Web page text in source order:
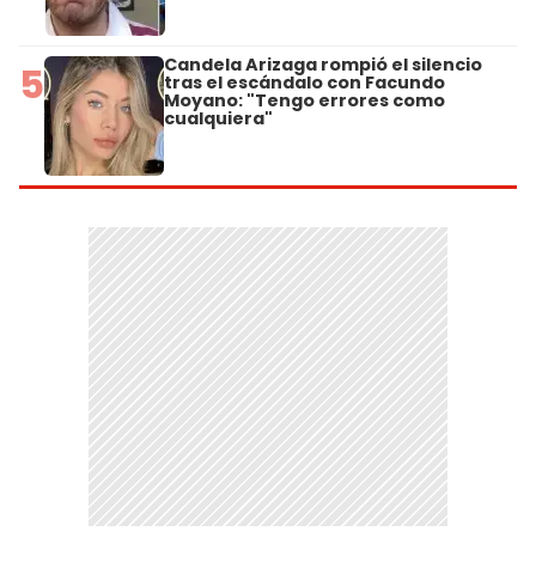
5 Candela Arizaga rompió el silencio
tras el escándalo con Facundo
Moyano: "Tengo errores como
cualquiera"